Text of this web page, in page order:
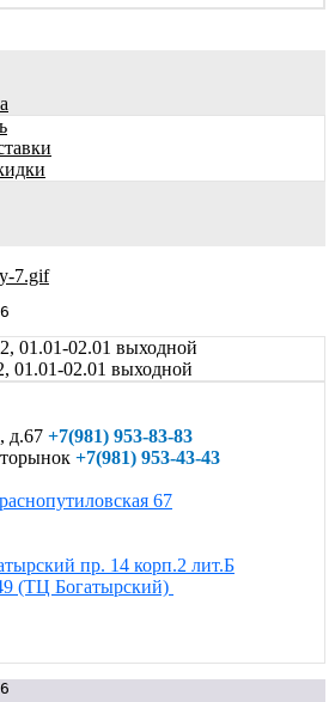
01.01-02.01 выходной
01.01-02.01 выходной
д.67 +7(981) 953-83-83
+7(981) 953-43-43
67
пр. 14 корп.2 лит.Б
(ТЦ Богатырский)